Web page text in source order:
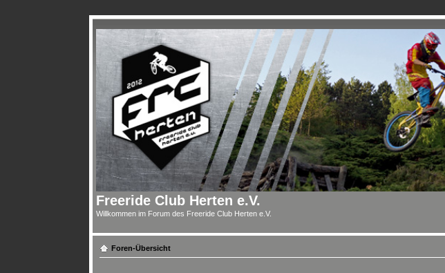
Freeride Club Herten e.V.
Willkommen im Forum des Freeride Club Herten e.V.
Foren-Übersicht